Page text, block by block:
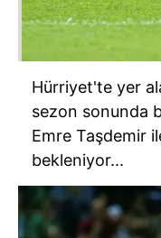
Hürriyet'te yer
sezon sonunda
Emre Taşdemir
bekleniyor...